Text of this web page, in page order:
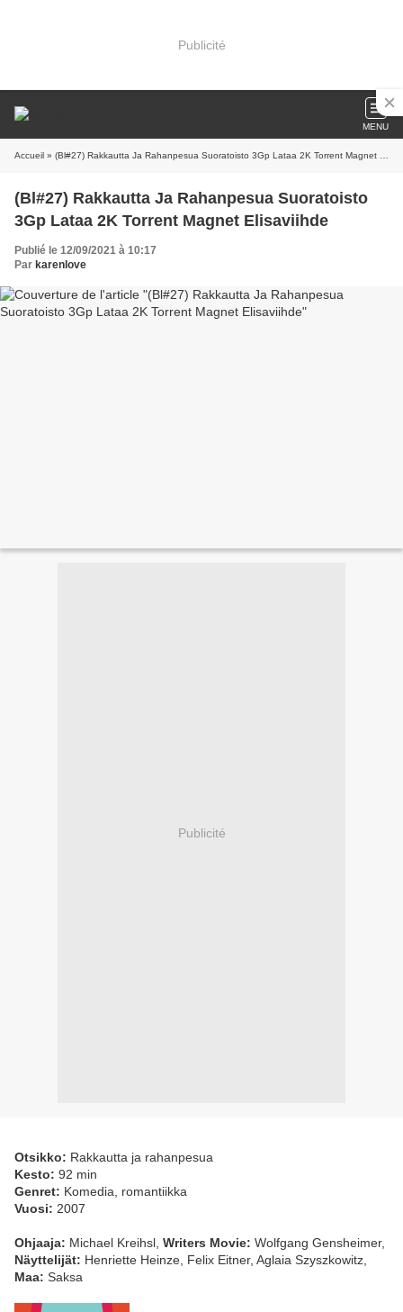
Publicité
MENU
Accueil » (Bl#27) Rakkautta Ja Rahanpesua Suoratoisto 3Gp Lataa 2K Torrent Magnet Elisaviihde
(Bl#27) Rakkautta Ja Rahanpesua Suoratoisto
3Gp Lataa 2K Torrent Magnet Elisaviihde
Publié le 12/09/2021 à 10:17
Par karenlove
Publicité
Otsikko: Rakkautta ja rahanpesua
Kesto: 92 min
Genret: Komedia, romantiikka
Vuosi: 2007
Ohjaaja: Michael Kreihsl, Writers Movie: Wolfgang Gensheimer,
Näyttelijät: Henriette Heinze, Felix Eitner, Aglaia Szyszkowitz,
Maa: Saksa